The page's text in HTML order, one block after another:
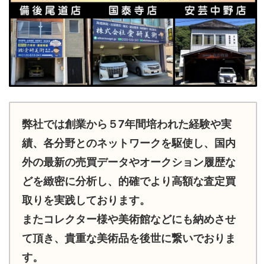
弊社では創業から５7年間培われた経験や実
績、各分野とのネットワークを駆使し、国内
外の最新の売買データやオークション履歴な
どを緻密に分析し、的確でより高額な査定買
取りを実践しております。
またコレクター様や美術館などにも納めさせ
て頂き、貴重な美術品を後世に繋いでおりま
す。